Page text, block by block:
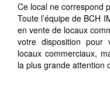
Ce local ne correspond
Toute l’équipe de BCH
en vente de locaux
votre disposition pour
locaux commerciaux,
la plus grande attention